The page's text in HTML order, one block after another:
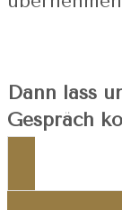
Dann lass
Gespräch